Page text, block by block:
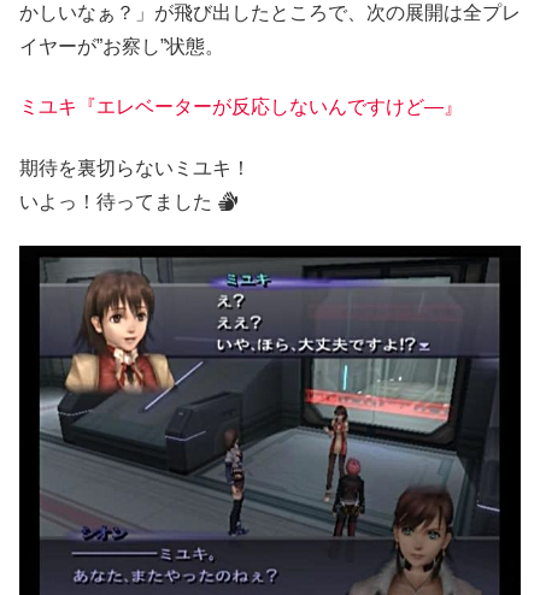
かしいなぁ？」が飛び出したところで、次の展開は全プレ
イヤーが”お察し”状態。
ミユキ『エレベーターが反応しないんですけど―』
期待を裏切らないミユキ！
いよっ！待ってました